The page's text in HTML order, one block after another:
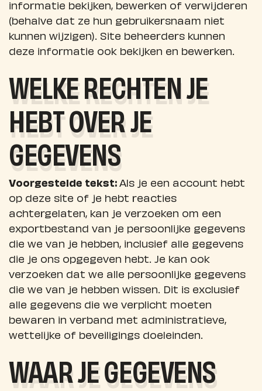
informatie bekijken, bewerken of verwijderen
(behalve dat ze hun gebruikersnaam niet
kunnen wijzigen). Site beheerders kunnen
deze informatie ook bekijken en bewerken.
WELKE RECHTEN JE
HEBT OVER JE
GEGEVENS
Voorgestelde tekst:Als je een account hebt
op deze site of je hebt reacties
achtergelaten, kan je verzoeken om een
exportbestand van je persoonlijke gegevens
die we van je hebben, inclusief alle gegevens
die je ons opgegeven hebt. Je kan ook
verzoeken dat we alle persoonlijke gegevens
die we van je hebben wissen. Dit is exclusief
alle gegevens die we verplicht moeten
bewaren in verband met administratieve,
wettelijke of beveiligings doeleinden.
WAAR JE GEGEVENS